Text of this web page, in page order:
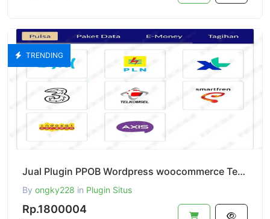
TRENDING
Jual Plugin PPOB Wordpress woocommerce Terkoneksi Api Key H2H Dengan Tripay
By ongky228 in Plugin Situs
Rp.1800004